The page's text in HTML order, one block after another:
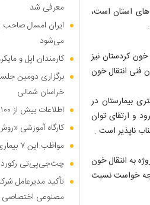
های استان است،
کردستان نیز
فنی انتقال خون
بیمارستان در
و ارتقای توان
ناپذیر است .
به انتقال خون
خواست نسبت
معرفی شد
ایران امسال صاحب
می‌شود
کارمندان اپل و
برگزاری دومین
خراسان شمالی
اطلاعات بیش از ۱۰۰ هزار نیروی پلیس و کارمند امنیتی بریتانیا هک شد
کارگاه آموزشی
مواظب این ۷ بیماری انگلی شایع در تابستان باشید
چت‌جی‌پی‌تی
تأکید مدیرعامل
مصنوعی اختصاصی